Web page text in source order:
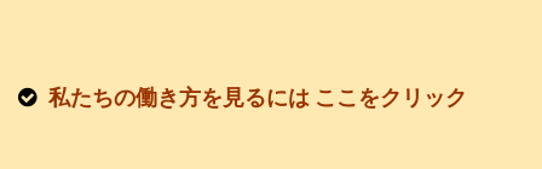
私たちの働き方を見るには ここをクリック